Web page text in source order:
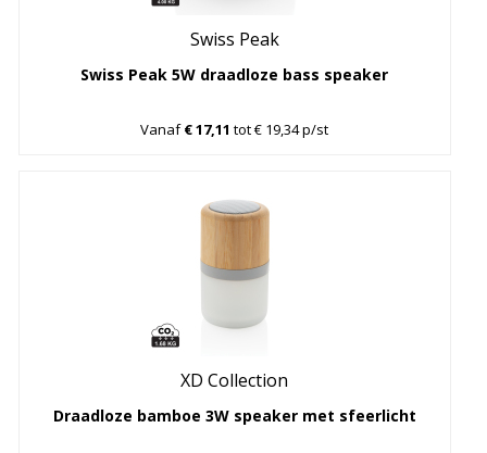
Swiss Peak
Swiss Peak 5W draadloze bass speaker
Vanaf€ 17,11 tot € 19,34 p/st
XD Collection
Draadloze bamboe 3W speaker met sfeerlicht